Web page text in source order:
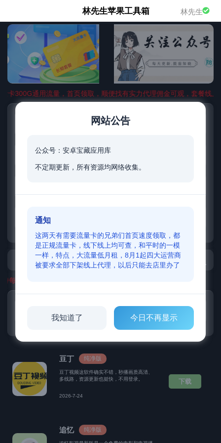
林先生苹果工具箱 林先生
卡300G通用流量，首页领取，顺便找有实力代理佣金可观，套餐线
观影神器
音乐应用 实用应用
吃喝玩乐卷
每月服务器的成本，请理解，每天更新需要大量精力找资源
豆丁 纯净版
豆丁视频这软件确实不错，秒播画质高清、
多线路，资源更新也挺快，不用登录。
2026-7-24
下载
追忆 纯净版
网站公告
公众号：安卓宝藏应用库
不定期更新，所有资源均网络收集。
通知
这两天有需要流量卡的兄弟们首页速度领取，都
是正规流量卡，线下线上均可查，和平时的一模
一样，特点，大流量低月租，8月1起四大运营商
被要求全部下架线上代理，以后只能去店里办了
我知道了 今日不再显示